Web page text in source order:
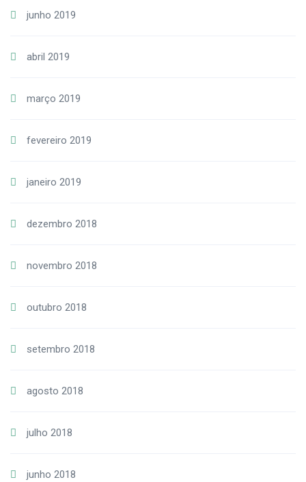
junho 2019
abril 2019
março 2019
fevereiro 2019
janeiro 2019
dezembro 2018
novembro 2018
outubro 2018
setembro 2018
agosto 2018
julho 2018
junho 2018